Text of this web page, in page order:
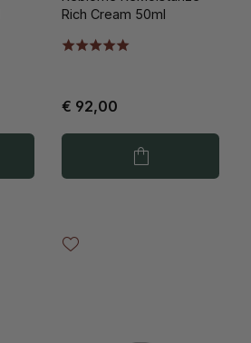
Rich Cream 50ml
€ 92,00